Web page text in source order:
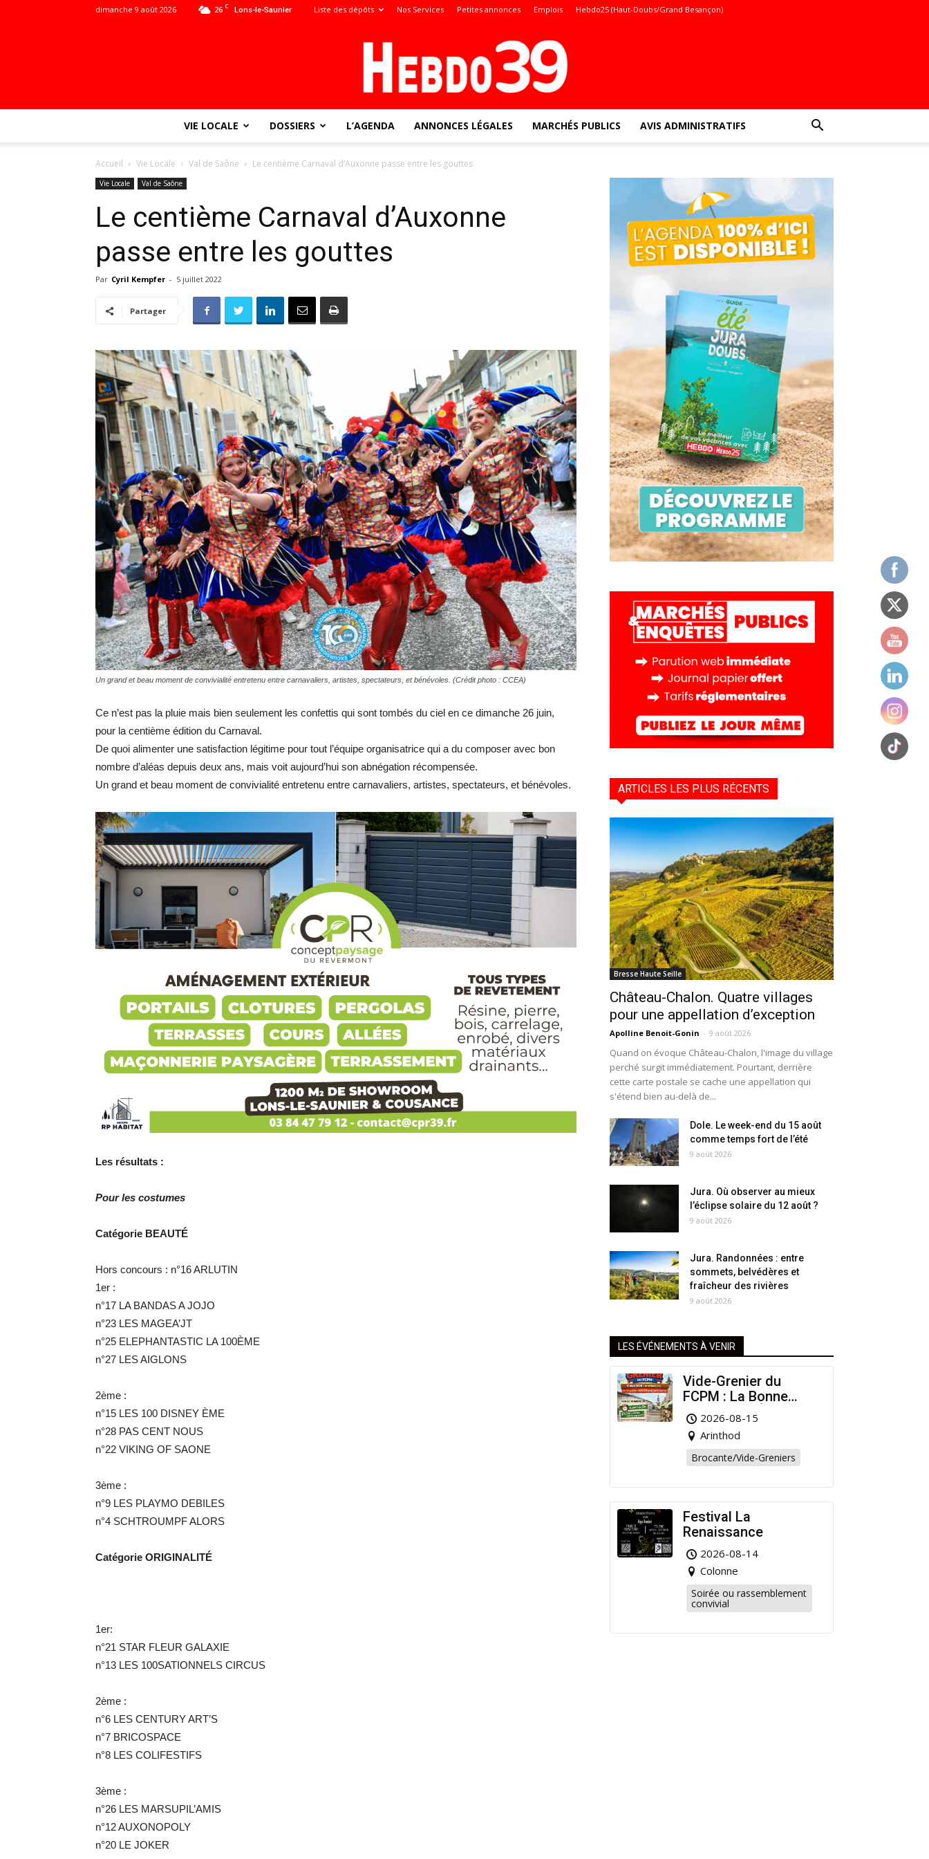
26 C Lons-le-Saunier
dimanche 9 août 2026 Liste des dépôts Nos Services Petites annonces Emplois Hebdo25 (Haut-Doubs/Grand Besançon)
l'info
locale
–
Hebdo39
VIE LOCALE DOSSIERS L’AGENDA ANNONCES LÉGALES MARCHÉS PUBLICS AVIS ADMINISTRATIFS
Accueil Vie Locale Val de Saône Le centième Carnaval d’Auxonne passe entre les gouttes
Vie Locale Val de Saône
Le centième Carnaval d’Auxonne
passe entre les gouttes
Par Cyril Kempfer - 5 juillet 2022
Partager
Un grand et beau moment de convivialité entretenu entre carnavaliers, artistes, spectateurs, et bénévoles. (Crédit photo : CCEA)
Ce n’est pas la pluie mais bien seulement les confettis qui sont tombés du ciel en ce dimanche 26 juin,
pour la centième édition du Carnaval.
De quoi alimenter une satisfaction légitime pour tout l’équipe organisatrice qui a du composer avec bon
nombre d’aléas depuis deux ans, mais voit aujourd’hui son abnégation récompensée.
Un grand et beau moment de convivialité entretenu entre carnavaliers, artistes, spectateurs, et bénévoles.
Les résultats :
Pour les costumes
Catégorie BEAUTÉ
Hors concours : n°16 ARLUTIN
1er :
n°17 LA BANDAS A JOJO
n°23 LES MAGEA’JT
n°25 ELEPHANTASTIC LA 100ÈME
n°27 LES AIGLONS
2ème :
n°15 LES 100 DISNEY ÈME
n°28 PAS CENT NOUS
n°22 VIKING OF SAONE
3ème :
n°9 LES PLAYMO DEBILES
n°4 SCHTROUMPF ALORS
Catégorie ORIGINALITÉ
1er:
n°21 STAR FLEUR GALAXIE
n°13 LES 100SATIONNELS CIRCUS
2ème :
n°6 LES CENTURY ART’S
n°7 BRICOSPACE
n°8 LES COLIFESTIFS
3ème :
n°26 LES MARSUPIL’AMIS
n°12 AUXONOPOLY
n°20 LE JOKER
ARTICLES LES PLUS RÉCENTS
Bresse Haute Seille
Château-Chalon. Quatre villages
pour une appellation d’exception
Apolline Benoit-Gonin - 9 août 2026
Quand on évoque Château-Chalon, l'image du village
perché surgit immédiatement. Pourtant, derrière
cette carte postale se cache une appellation qui
s'étend bien au-delà de...
Dole. Le week-end du 15 août
comme temps fort de l’été
9 août 2026
Jura. Où observer au mieux
l’éclipse solaire du 12 août ?
9 août 2026
Jura. Randonnées : entre
sommets, belvédères et
fraîcheur des rivières
9 août 2026
LES ÉVÉNEMENTS À VENIR
Vide-Grenier du
FCPM : La Bonne
Affaire de l’Été à
Arinthod !
2026-08-15
Arinthod
Brocante/Vide-Greniers
Festival La
Renaissance
2026-08-14
Colonne
Soirée ou rassemblement
convivial